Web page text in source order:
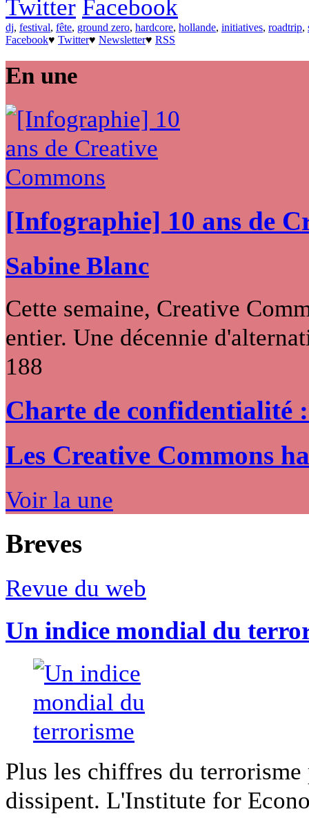
Twitter Facebook
dj, festival, fête, ground zero, hardcore, hollande, initiatives, roadtrip,
Facebook♥ Twitter♥ Newsletter♥ RSS
En une
[Infographie] 10 ans de
Sabine Blanc
Cette semaine, Creative
entier. Une décennie
188
Charte de confidentialité
Les Creative Commons
Voir la une
Breves
Revue du web
Un indice mondial du
Plus les chiffres du
dissipent. L'Institute for